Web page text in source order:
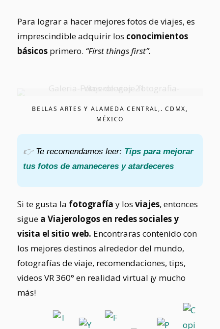
Para lograr a hacer mejores fotos de viajes, es
imprescindible adquirir los conocimientos
básicos primero. “First things first”.
BELLAS ARTES Y ALAMEDA CENTRAL,. CDMX,
MÉXICO
👉Te recomendamos leer: Tips para mejorar
tus fotos de amaneceres y atardeceres
Si te gusta la fotografía y los viajes, entonces
sigue a Viajerologos en redes sociales y
visita el sitio web. Encontraras contenido con
los mejores destinos alrededor del mundo,
fotografías de viaje, recomendaciones, tips,
videos VR 360° en realidad virtual ¡y mucho
más!